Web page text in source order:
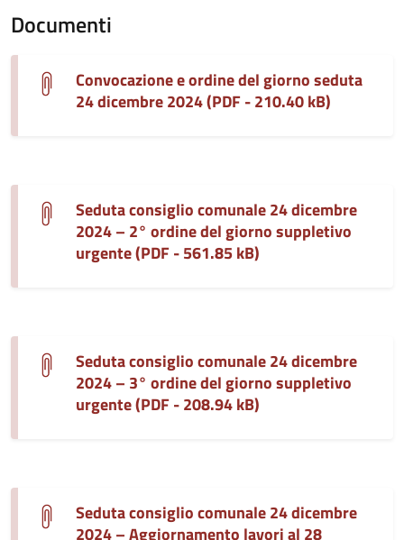
Documenti
Convocazione e ordine del giorno seduta
24 dicembre 2024 (PDF - 210.40 kB)
Seduta consiglio comunale 24 dicembre
2024 – 2° ordine del giorno suppletivo
urgente (PDF - 561.85 kB)
Seduta consiglio comunale 24 dicembre
2024 – 3° ordine del giorno suppletivo
urgente (PDF - 208.94 kB)
Seduta consiglio comunale 24 dicembre
2024 – Aggiornamento lavori al 28